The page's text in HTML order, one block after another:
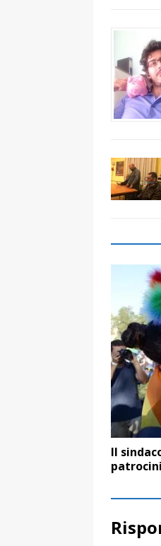
Il